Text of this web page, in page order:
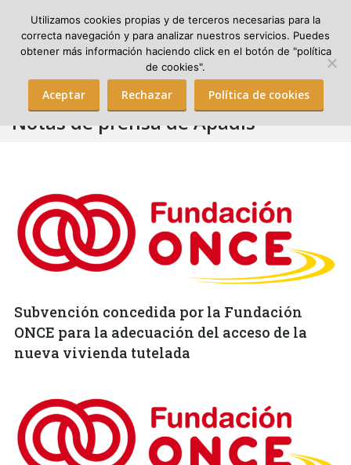
Search:
Notas de prensa de Apadis
Subvención concedida por la Fundación
ONCE para la adecuación del acceso de la
nueva vivienda tutelada
Utilizamos cookies propias y de terceros necesarias para la
correcta navegación y para analizar nuestros servicios. Puedes
obtener más información haciendo click en el botón de "política
de cookies".
Aceptar Rechazar Política de cookies